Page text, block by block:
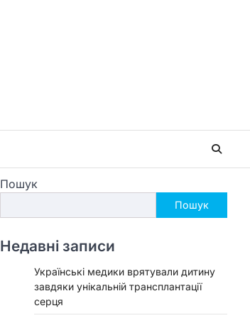
Пошук
Пошук
Недавні записи
Українські медики врятували дитину
завдяки унікальній трансплантації
серця